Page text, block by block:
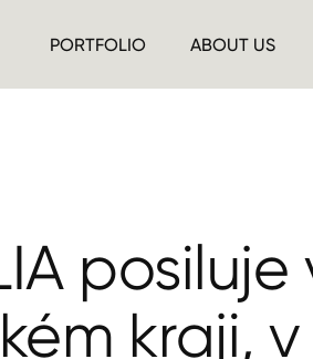
PORTFOLIO ABOUT US
posiluje
kraji,